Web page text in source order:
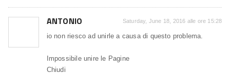
ANTONIO Saturday, June 18, 2016 alle ore 15:28
io non riesco ad unirle a causa di questo problema.
Impossibile unire le Pagine
Chiudi